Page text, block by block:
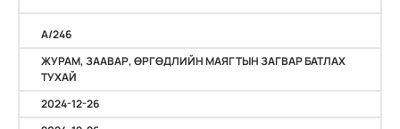
A/246
ЖУРАМ, ЗААВАР, ӨРГӨДЛИЙН МАЯГТЫН ЗАГВАР БАТЛАХ
ТУХАЙ
2024-12-26